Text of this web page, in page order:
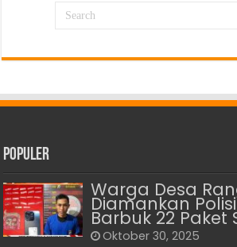
Populer
Warga Desa
Diamankan
Barbuk 22 Paket
Oktober 30, 2025